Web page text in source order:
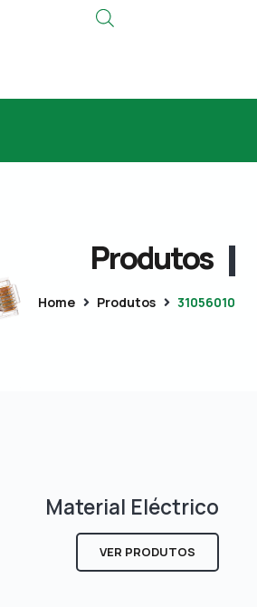
Produtos
Home Produtos 31056010
Material Eléctrico
VER PRODUTOS